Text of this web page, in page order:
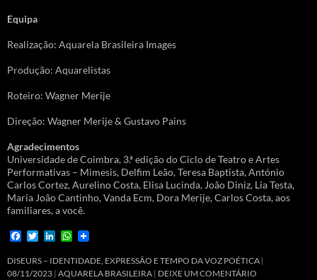
Equipa
Realização: Aquarela Brasileira Images
Produção: Aquarelistas
Roteiro: Wagner Merije
Direção: Wagner Merije & Gustavo Pains
Agradecimentos
Universidade de Coimbra, 3.ª edição do Ciclo de Teatro e Artes
Performativas – Mimesis, Delfim Leão, Teresa Baptista, António
Carlos Cortez, Aurelino Costa, Elisa Lucinda, João Diniz, Lia Testa,
Maria João Cantinho, Vanda Ecm, Dora Merije, Carlos Costa, aos
familiares, a você.
F
c
e
T
i
t
n
k
W
a
t
DISEURS – IDENTIDADE, EXPRESSÃO E TEMPO DA VOZ POÉTICA
08/11/2023 AQUARELA BRASILEIRA DEIXE UM COMENTÁRIO